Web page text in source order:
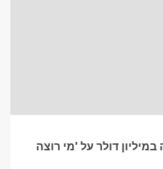
דולר על 'מי רוצה